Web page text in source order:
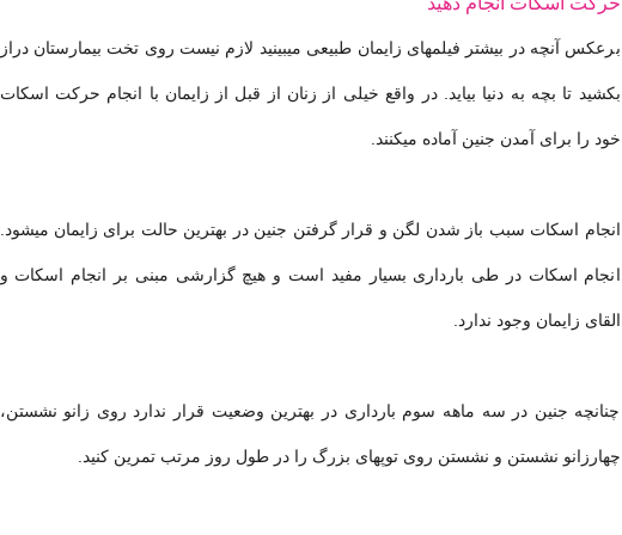
برعکس آنچه در بیشتر فیلمهای زایمان طبیعی میبینید لازم نیست روی تخت بیمارستان دراز
بکشید تا بچه به دنیا بیاید. در واقع خیلی از زنان از قبل از زایمان با انجام حرکت اسکات
خود را برای آمدن جنین آماده میکنند.
انجام اسکات سبب باز شدن لگن و قرار گرفتن جنین در بهترین حالت برای زایمان میشود.
انجام اسکات در طی بارداری بسیار مفید است و هیچ گزارشی مبنی بر انجام اسکات و
القای زایمان وجود ندارد.
چنانچه جنین در سه ماهه سوم بارداری در بهترین وضعیت قرار ندارد روی زانو نشستن،
چهارزانو نشستن و نشستن روی توپهای بزرگ را در طول روز مرتب تمرین کنید.